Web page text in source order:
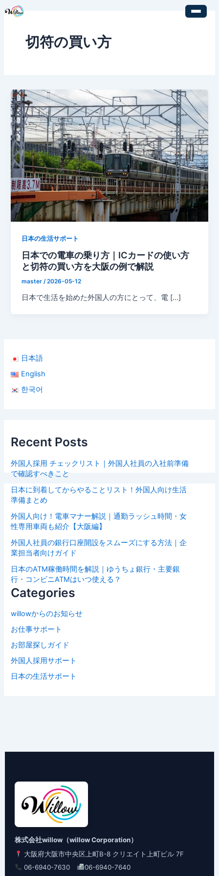
日本語
English
한국어
Recent Posts
外国人採用 チェックリスト｜外国人社員の入社前準備
で確認すべきこと
日本に到着してからやることリスト！外国人向け生活
準備まとめ
外国人向け！電車マナー解説｜通勤ラッシュ時間・女
性専用車両も紹介【大阪編】
外国人社員の銀行口座開設をスムーズにする方法｜企
業担当者向けガイド
日本のATM稼働時間を解説｜ゆうちょ銀行・主要銀
行・コンビニATMはいつ使える？
Categories
willowからのお知らせ
お仕事サポート
お部屋探しガイド
外国人採用サポート
日本の生活サポート
切符の買い方
日本の生活サポート
日本での電車の乗り方｜ICカードの使い方
と切符の買い方を大阪の例で解説
master/2026-05-12
日本で生活を始めた外国人の方にとって、電 […]
株式会社willow（willow Corporation）
大阪府大阪市中央区上町B-8 クリエイト上町ビル 7F
06-6940-7630
06-6940-7640